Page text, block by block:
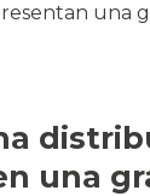
una
una